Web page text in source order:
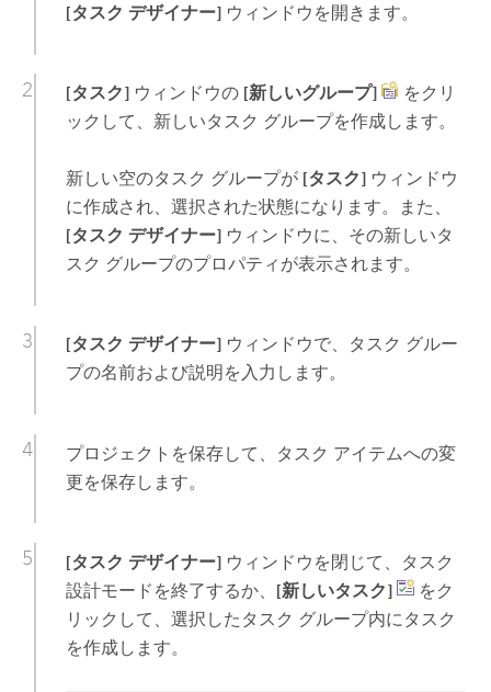
[タスク デザイナー]ウィンドウを開きます。
[タスク]ウィンドウの [新しいグループ]
をクリ
ックして、新しいタスク グループを作成します。
新しい空のタスク グループが [タスク]ウィンドウ
に作成され、選択された状態になります。また、
[タスク デザイナー]ウィンドウに、その新しいタ
スク グループのプロパティが表示されます。
[タスク デザイナー]ウィンドウで、タスク グルー
プの名前および説明を入力します。
プロジェクトを保存して、タスク アイテムへの変
更を保存します。
[タスク デザイナー]ウィンドウを閉じて、タスク
設計モードを終了するか、 [新しいタスク]
をク
リックして、選択したタスク グループ内にタスク
を作成します。